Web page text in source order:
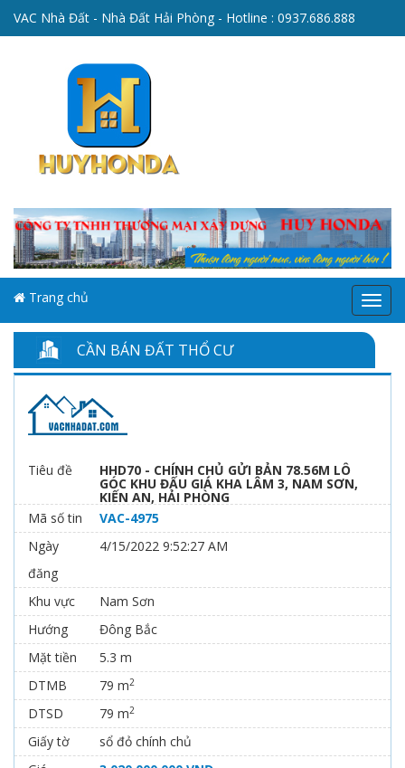
VAC Nhà Đất - Nhà Đất Hải Phòng - Hotline : 0937.686.888
Menu
Trang chủ
CẦN BÁN ĐẤT THỔ CƯ
Tiêu đề HHD70 - CHÍNH CHỦ GỬI BẢN 78.56M LÔ
GÓC KHU ĐẤU GIÁ KHA LÂM 3, NAM SƠN,
KIẾN AN, HẢI PHÒNG
Mã số tin
VAC-4975
Ngày
đăng
4/15/2022 9:52:27 AM
Khu vực
Nam Sơn
Hướng
Đông Bắc
Mặt tiền
5.3 m
DTMB
79 m2
DTSD 79 m2
Giấy tờ
sổ đỏ chính chủ